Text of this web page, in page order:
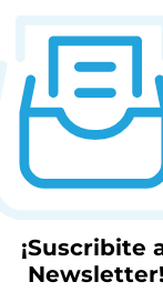
¡Suscribite